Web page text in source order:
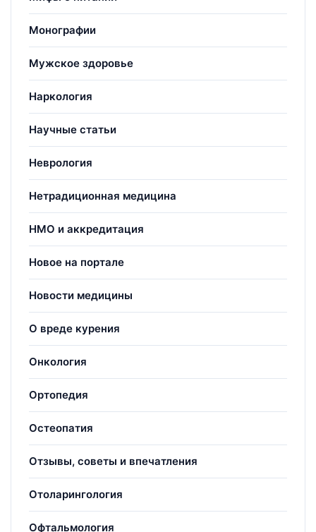
Монографии
Мужское здоровье
Наркология
Научные статьи
Неврология
Нетрадиционная медицина
НМО и аккредитация
Новое на портале
Новости медицины
О вреде курения
Онкология
Ортопедия
Остеопатия
Отзывы, советы и впечатления
Отоларингология
Офтальмология